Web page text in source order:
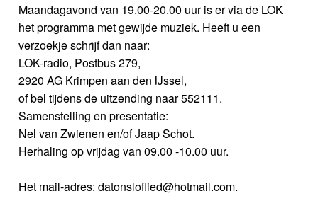
Maandagavond van 19.00-20.00 uur is er via de LOK
het programma met gewijde muziek. Heeft u een
verzoekje schrijf dan naar:
LOK-radio, Postbus 279,
2920 AG Krimpen aan den IJssel,
of bel tijdens de uitzending naar 552111.
Samenstelling en presentatie:
Nel van Zwienen en/of Jaap Schot.
Herhaling op vrijdag van 09.00 -10.00 uur.
Het mail-adres: datonsloflied@hotmail.com.